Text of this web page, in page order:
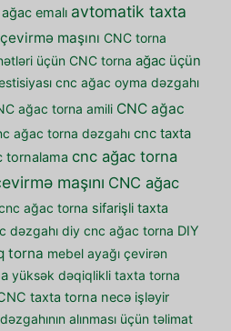
emalı avtomatik taxta
maşını CNC torna
üçün CNC torna ağac üçün
cnc ağac oyma dəzgahı
ağac torna amili CNC ağac
ağac torna dəzgahı cnc taxta
tornalama cnc ağac torna
maşını CNC ağac
ağac torna sifarişli taxta
dəzgahı diy cnc ağac torna DIY
torna mebel ayağı çevirən
yüksək dəqiqlikli taxta torna
taxta torna necə işləyir
alınması üçün təlimat